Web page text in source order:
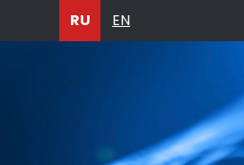
RU EN